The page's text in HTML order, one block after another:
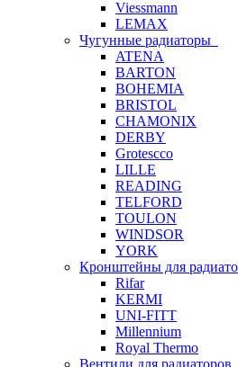
Viessmann
LEMAX
Чугунные радиаторы
ATENA
BARTON
BOHEMIA
BRISTOL
CHAMONIX
DERBY
Grotescco
LILLE
READING
TELFORD
TOULON
WINDSOR
YORK
Кронштейны для
Rifar
KERMI
UNI-FITT
Millennium
Royal Thermo
Вентили для радиаторов